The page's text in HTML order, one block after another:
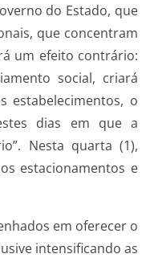
do Estado, que
que concentram
um efeito contrário:
social, criará
estabelecimentos, o
dias em que a
Nesta quarta (1),
estacionamentos e
em oferecer o
intensificando as